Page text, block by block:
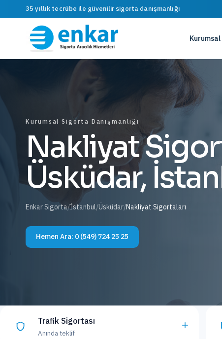
35 yıllık tecrübe ile güvenilir sigorta danışmanlığı
Kurumsal
Kurumsal Sigorta Danışmanlığı
Nakliyat
Üsküdar,
Enkar Sigorta/İstanbul/Üsküdar/Nakliyat Sigortaları
Hemen Ara: 0 (549) 724 25 25
Trafik Sigortası
Anında teklif